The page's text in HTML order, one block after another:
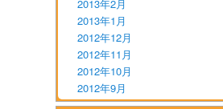
2013年2月
2013年1月
2012年12月
2012年11月
2012年10月
2012年9月